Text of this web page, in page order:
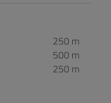
250 m
500 m
250 m